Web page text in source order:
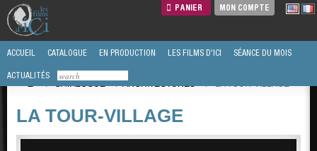
PANIER MON COMPTE
ACCUEIL CATALOGUE EN PRODUCTION LES FILMS D'ICI SÉANCE DU MOIS
ACTUALITÉS
/
CATALOGUE / ARCHITECTURES / LA TOUR-VILLAGE
LA TOUR-VILLAGE